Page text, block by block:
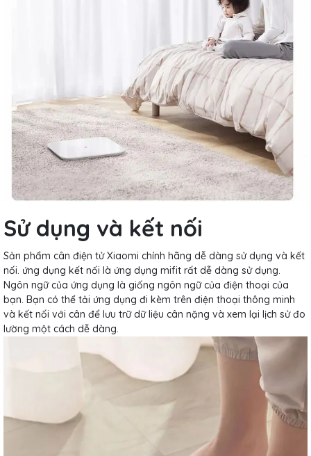
Sử dụng và kết nối
Sản phẩm cân điện tử Xiaomi chính hãng dễ dàng sử dụng và kết
nối. ứng dụng kết nối là ứng dụng mifit rất dễ dàng sử dụng.
Ngôn ngữ của ứng dụng là giống ngôn ngữ của điện thoại của
bạn. Bạn có thể tải ứng dụng đi kèm trên điện thoại thông minh
và kết nối với cân để lưu trữ dữ liệu cân nặng và xem lại lịch sử đo
lường một cách dễ dàng.